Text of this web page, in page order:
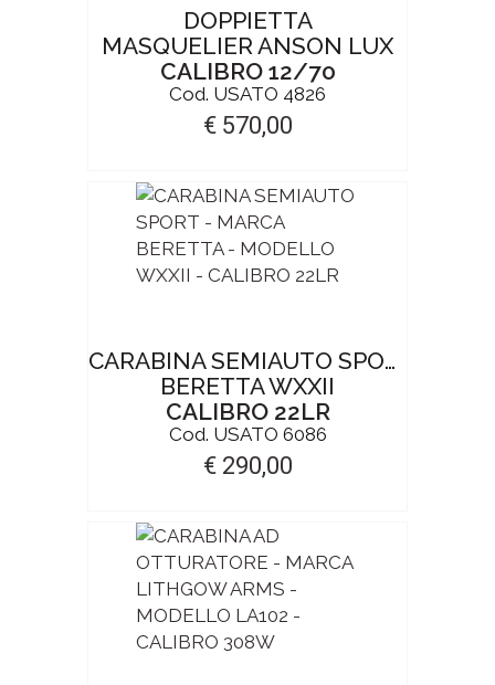
DOPPIETTA
MASQUELIER ANSON LUX
CALIBRO 12/70
Cod. USATO 4826
€ 570,00
CARABINA SEMIAUTO SPORT
BERETTA WXXII
CALIBRO 22LR
Cod. USATO 6086
€ 290,00